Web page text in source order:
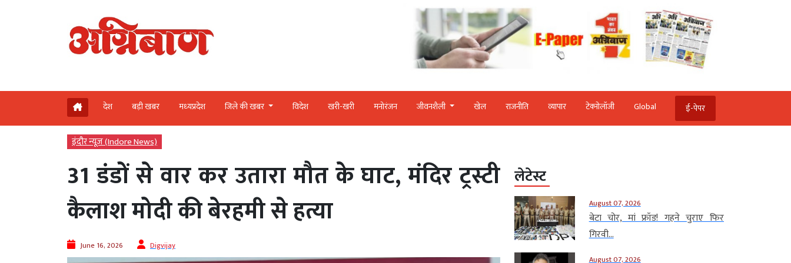
देश बड़ी खबर मध्‍यप्रदेश जिले की खबर विदेश खरी-खरी मनोरंजन जीवनशैली खेल राजनीति व्‍यापार टेक्‍नोलॉजी Global ई-पेपर
इंदौर न्यूज़ (Indore News)
31 डंडों से वार कर उतारा मौत के घाट, मंदिर ट्रस्टी
कैलाश मोदी की बेरहमी से हत्या
June 16, 2026 Digvijay
लेटेस्ट
August 07, 2026
बेटा चोर, मां फ्रॉड! गहने चुराए फिर
गिरवी...
August 07, 2026